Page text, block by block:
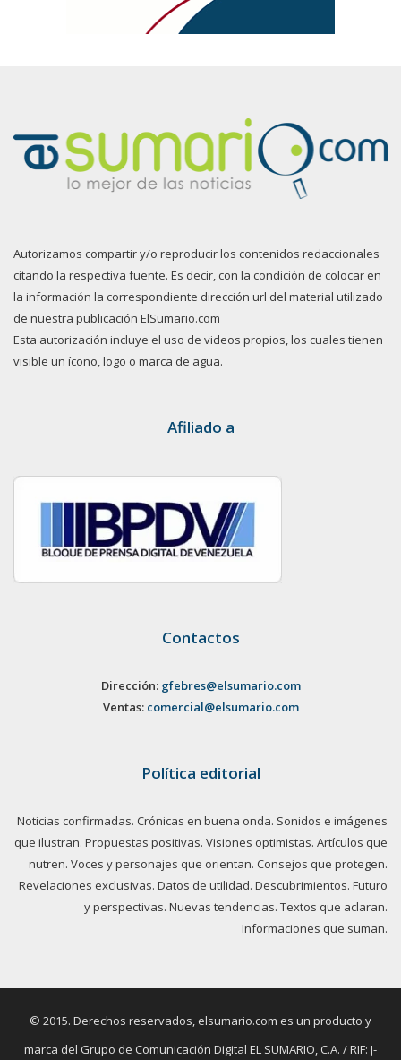
Autorizamos compartir y/o reproducir los contenidos redaccionales
citando la respectiva fuente. Es decir, con la condición de colocar en
la información la correspondiente dirección url del material utilizado
de nuestra publicación ElSumario.com
Esta autorización incluye el uso de videos propios, los cuales tienen
visible un ícono, logo o marca de agua.
Afiliado a
Contactos
Dirección: gfebres@elsumario.com
Ventas: comercial@elsumario.com
Política editorial
Noticias confirmadas. Crónicas en buena onda. Sonidos e imágenes
que ilustran. Propuestas positivas. Visiones optimistas. Artículos que
nutren. Voces y personajes que orientan. Consejos que protegen.
Revelaciones exclusivas. Datos de utilidad. Descubrimientos. Futuro
y perspectivas. Nuevas tendencias. Textos que aclaran.
Informaciones que suman.
© 2015. Derechos reservados, elsumario.com es un producto y
marca del Grupo de Comunicación Digital EL SUMARIO, C.A. / RIF: J-